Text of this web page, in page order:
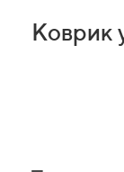
Коврик